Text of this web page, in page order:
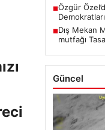
■Özgür
■Dış Mekan
mutfağı
Güncel